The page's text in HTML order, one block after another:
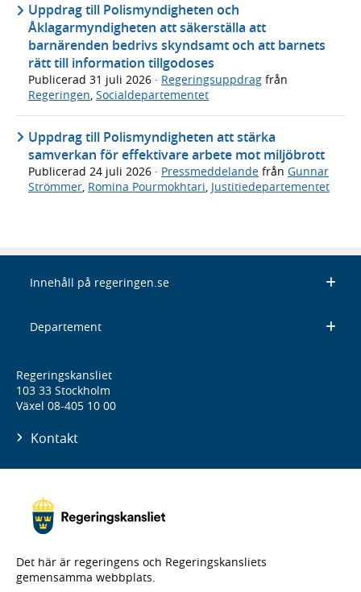
Uppdrag till Polismyndigheten och
Åklagarmyndigheten att säkerställa att
barnärenden bedrivs skyndsamt och att barnets
rätt till information tillgodoses
Publicerad 31 juli 2026 · Regeringsuppdrag från
Regeringen, Socialdepartementet
Uppdrag till Polismyndigheten att stärka
samverkan för effektivare arbete mot miljöbrott
Publicerad 24 juli 2026 · Pressmeddelande från Gunnar
Strömmer, Romina Pourmokhtari, Justitiedepartementet
Innehåll på regeringen.se
Departement
Regeringskansliet
103 33 Stockholm
Växel 08-405 10 00
Kontakt
Det här är regeringens och Regeringskansliets
gemensamma webbplats.